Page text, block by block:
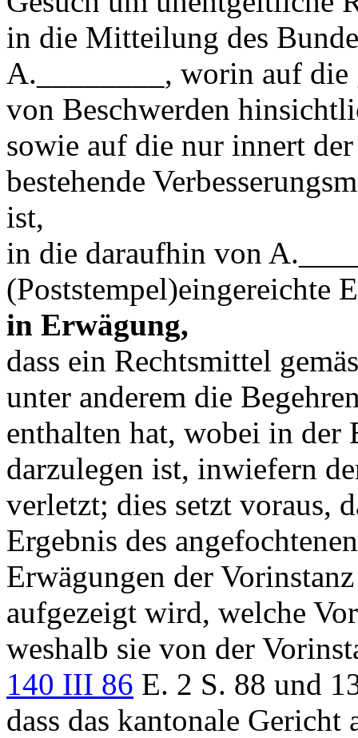
in die Mitteilung des
A.________, worin auf die
von Beschwerden
sowie auf die nur innert
bestehende
ist,
in die daraufhin von
(Poststempel)eingereichte
in Erwägung,
dass ein Rechtsmittel
unter anderem die
enthalten hat, wobei in der
darzulegen ist, inwiefern
verletzt; dies setzt voraus,
Ergebnis des
Erwägungen der
aufgezeigt wird, welche
weshalb sie von der
140 III 86 E. 2 S. 88 und
dass das kantonale